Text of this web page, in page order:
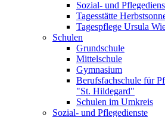
Sozial- und
Tagesstätte
Tagespflege Ursula
Schulen
Grundschule
Mittelschule
Gymnasium
Berufsfachschule für
"St. Hildegard"
Schulen im Umkreis
Sozial- und Pflegedienste